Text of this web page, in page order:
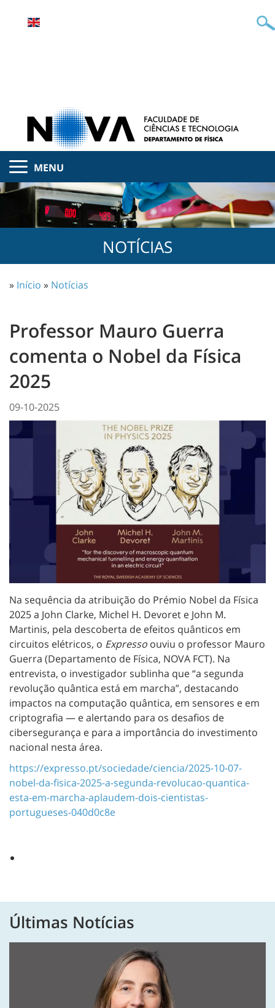
MENU
NOTÍCIAS
» Início » Notícias
Professor Mauro Guerra
comenta o Nobel da Física
2025
09-10-2025
Na sequência da atribuição do Prémio Nobel da Física
2025 a John Clarke, Michel H. Devoret e John M.
Martinis, pela descoberta de efeitos quânticos em
circuitos elétricos, o Expresso ouviu o professor Mauro
Guerra (Departamento de Física, NOVA FCT). Na
entrevista, o investigador sublinha que “a segunda
revolução quântica está em marcha”, destacando
impactos na computação quântica, em sensores e em
criptografia — e alertando para os desafios de
cibersegurança e para a importância do investimento
nacional nesta área.
https://expresso.pt/sociedade/ciencia/2025-10-07-
nobel-da-fisica-2025-a-segunda-revolucao-quantica-
esta-em-marcha-aplaudem-dois-cientistas-
portugueses-040d0c8e
Últimas Notícias